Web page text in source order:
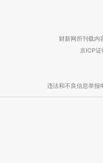
财新网所刊载内
京ICP
违法和不良信息举